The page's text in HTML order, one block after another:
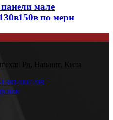
мале
по мери
Рд, Нањинг, Кина